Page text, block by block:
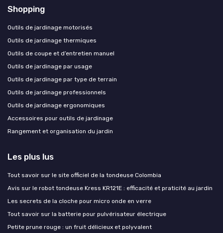
Shopping
Outils de jardinage motorisés
Outils de jardinage thermiques
Outils de coupe et d’entretien manuel
Outils de jardinage par usage
Outils de jardinage par type de terrain
Outils de jardinage professionnels
Outils de jardinage ergonomiques
Accessoires pour outils de jardinage
Rangement et organisation du jardin
Les plus lus
Tout savoir sur le site officiel de la tondeuse Colombia
Avis sur le robot tondeuse Kress KR121E : efficacité et praticité au jardin
Les secrets de la cloche pour micro onde en verre
Tout savoir sur la batterie pour pulvérisateur électrique
Petite prune rouge : un fruit délicieux et polyvalent